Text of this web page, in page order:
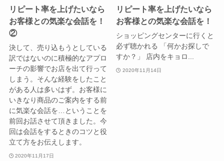
リピート率を上げたいなら
お客様との気楽な会話を！
②
決して、売り込もうとしている
訳ではないのに積極的なアプロ
ーチの影響でお店を出て行って
しまう。そんな経験をしたこと
がある人は多いはず。お客様に
いきなり商品のご案内をする前
に気楽な会話を…ということを
前回お話させて頂きました。今
回は会話をするときのコツと役
立て方をお伝えします。
2020年11月17日
リピート率を上げたいなら
お客様との気楽な会話を！
ショッピングセンターに行くと
必ず聴かれる 「何かお探しで
すか？」 店内をキョロ...
2020年11月14日